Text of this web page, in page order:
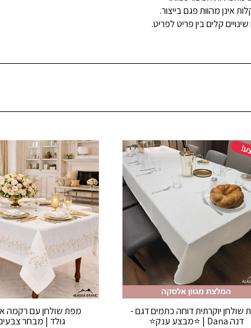
אינן מהוות פגם בייצור.
קלים בין פריט לפריט.
שולחן יוקרתית דוחה כתמים דגם -
דנה Dana | ⭐מבצע ענק⭐
מפת שולחן עם רקמה
גולד | מבחר